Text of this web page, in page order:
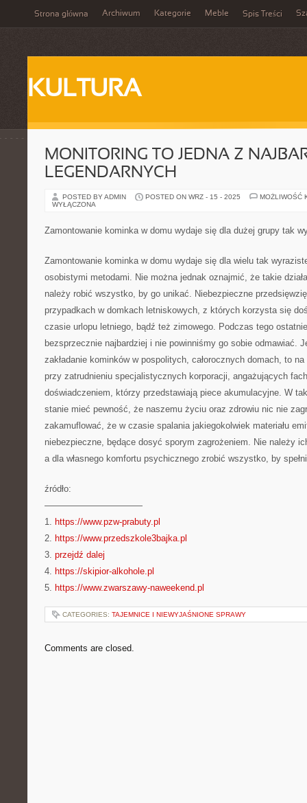
Strona główna Archiwum Kategorie Meble Spis Treści
KULTURA
MONITORING TO JEDNA Z
LEGENDARNYCH
POSTED BY ADMIN POSTED ON WRZ - 15 - 2025
MOŻLIWOŚĆ
WYŁĄCZONA
Zamontowanie kominka w domu wydaje się dla dużej grupy tak
Zamontowanie kominka w domu wydaje się dla wielu tak
osobistymi metodami. Nie można jednak oznajmić, że takie
należy robić wszystko, by go unikać. Niebezpieczne
przypadkach w domkach letniskowych, z których korzysta się
czasie urlopu letniego, bądź też zimowego. Podczas tego
bezsprzecznie najbardziej i nie powinniśmy go sobie odmawiać.
zakładanie kominków w pospolitych, całorocznych domach, to
przy zatrudnieniu specjalistycznych korporacji, angażujących
doświadczeniem, którzy przedstawiają piece akumulacyjne. W
stanie mieć pewność, że naszemu życiu oraz zdrowiu nic nie
zakamuflować, że w czasie spalania jakiegokolwiek materiału
niebezpieczne, będące dosyć sporym zagrożeniem. Nie należy
a dla własnego komfortu psychicznego zrobić wszystko, by
źródło:
———————————
1. https://www.pzw-prabuty.pl
2. https://www.przedszkole3bajka.pl
3. przejdź dalej
4. https://skipior-alkohole.pl
5. https://www.zwarszawy-naweekend.pl
CATEGORIES: TAJEMNICE I NIEWYJAŚNIONE SPRAWY
Comments are closed.